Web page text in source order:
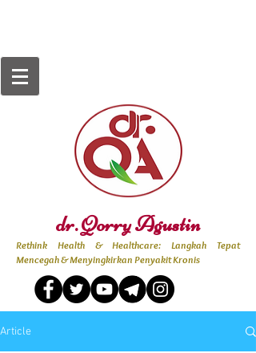
dr. Qorry Agustin
Rethink Health & Healthcare: Langkah Tepat
Mencegah & Menyingkirkan Penyakit Kronis
Article